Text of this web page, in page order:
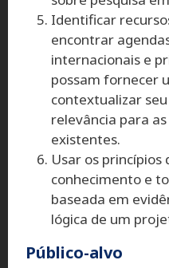
Identificar
encontrar
internacionais e
possam fornecer
contextualizar
relevância para
existentes.
Usar os princípios
conhecimento e
baseada em
lógica de um
Público-alvo